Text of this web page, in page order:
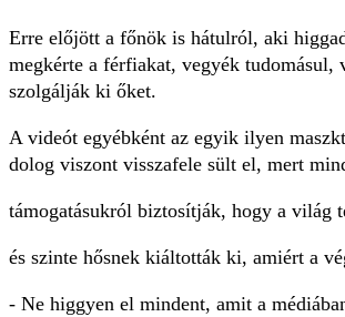
Erre előjött a főnök is hátulról, aki
megkérte a férfiakat, vegyék
szolgálják ki őket.
A videót egyébként az egyik ilyen
dolog viszont visszafele sült el, mert
támogatásukról biztosítják, hogy a világ
és szinte hősnek kiáltották ki, amiért a
- Ne higgyen el mindent, amit a